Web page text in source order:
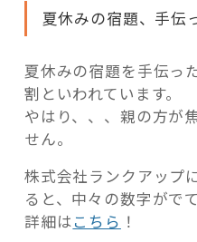
夏休みの宿題、手伝
夏休みの宿題を手伝っ
割といわれています。
やはり、、、親の方が
せん。
株式会社ランクアップ
ると、中々の数字がで
詳細はこちら ！